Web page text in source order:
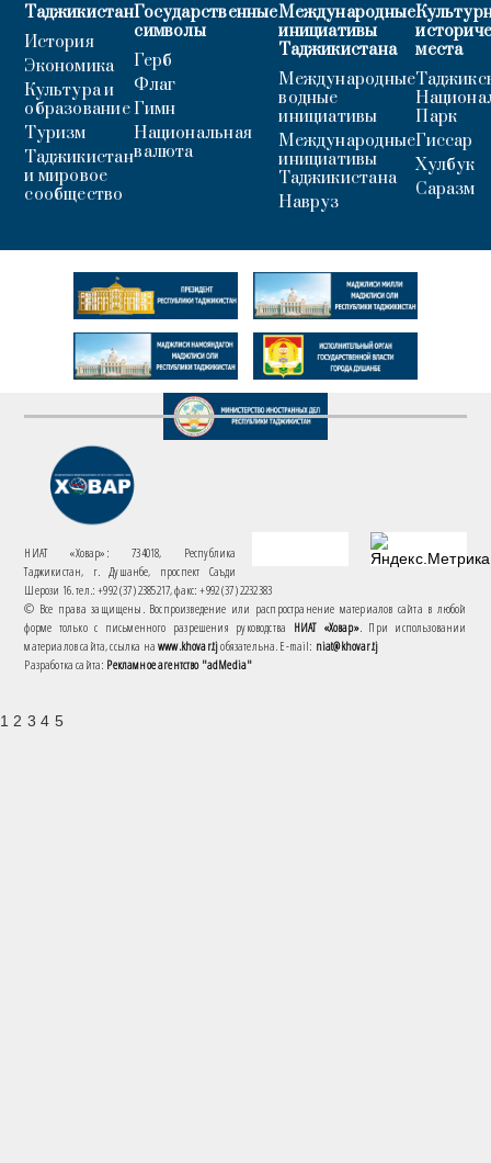
Таджикистан
История
Экономика
Культура и
образование
Туризм
Таджикистан
и мировое
сообщество
Государственные
символы
Герб
Флаг
Гимн
Национальная
валюта
Международные
инициативы
Таджикистана
Международные
водные
инициативы
Международные
инициативы
Таджикистана
Навруз
места
Парк
Гиссар
Хулбук
Саразм
НИАТ «Ховар»: 734018, Республика
Таджикистан, г. Душанбе, проспект Саъди
Шерози 16. тел.: +992 (37) 2385217, факс: +992 (37) 2232383
© Все права защищены. Воспроизведение или распространение материалов сайта в любой
форме только с письменного разрешения руководства НИАТ «Ховар». При использовании
материалов сайта, ссылка наwww.khovar.tjобязательна. E-mail: niat@khovar.tj
Разработка сайта: Рекламное агентство "adMedia"
1 2 3 4 5